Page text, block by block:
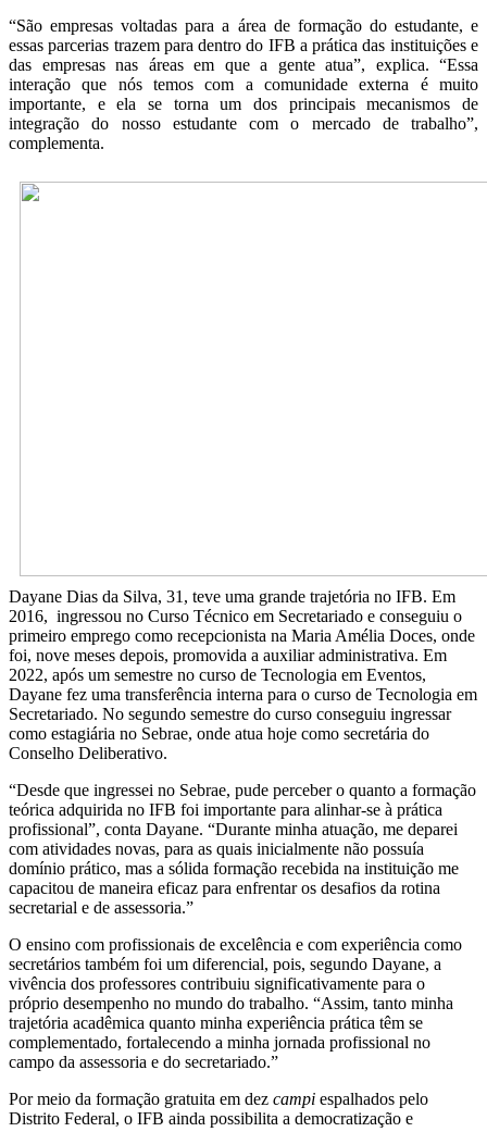
“São empresas voltadas para a área de formação do estudante, e
essas parcerias trazem para dentro do IFB a prática das instituições e
das empresas nas áreas em que a gente atua”, explica. “Essa
interação que nós temos com a comunidade externa é muito
importante, e ela se torna um dos principais mecanismos de
integração do nosso estudante com o mercado de trabalho”,
complementa.
Dayane Dias da Silva, 31, teve uma grande trajetória no IFB. Em
2016, ingressou no Curso Técnico em Secretariado e conseguiu o
primeiro emprego como recepcionista na Maria Amélia Doces, onde
foi, nove meses depois, promovida a auxiliar administrativa. Em
2022, após um semestre no curso de Tecnologia em Eventos,
Dayane fez uma transferência interna para o curso de Tecnologia em
Secretariado. No segundo semestre do curso conseguiu ingressar
como estagiária no Sebrae, onde atua hoje como secretária do
Conselho Deliberativo.
“Desde que ingressei no Sebrae, pude perceber o quanto a formação
teórica adquirida no IFB foi importante para alinhar-se à prática
profissional”, conta Dayane. “Durante minha atuação, me deparei
com atividades novas, para as quais inicialmente não possuía
domínio prático, mas a sólida formação recebida na instituição me
capacitou de maneira eficaz para enfrentar os desafios da rotina
secretarial e de assessoria.”
O ensino com profissionais de excelência e com experiência como
secretários também foi um diferencial, pois, segundo Dayane, a
vivência dos professores contribuiu significativamente para o
próprio desempenho no mundo do trabalho. “Assim, tanto minha
trajetória acadêmica quanto minha experiência prática têm se
complementado, fortalecendo a minha jornada profissional no
campo da assessoria e do secretariado.”
Por meio da formação gratuita em dez campi espalhados pelo
Distrito Federal, o IFB ainda possibilita a democratização e